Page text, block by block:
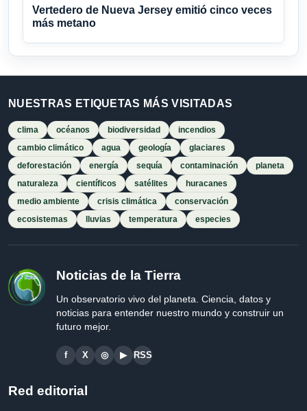
Vertedero de Nueva Jersey emitió cinco veces
más metano
NUESTRAS ETIQUETAS MÁS VISITADAS
clima océanos biodiversidad
incendios
cambio climático
agua geología
glaciares
deforestación
energía sequía contaminación
planeta
naturaleza
científicos satélites
huracanes
medio ambiente
crisis climática
conservación
ecosistemas
lluvias temperatura especies
Noticias de la Tierra
Un observatorio vivo del planeta. Ciencia, datos y
noticias para entender nuestro mundo y construir un
futuro mejor.
f X ◎ ▶ RSS
Red editorial